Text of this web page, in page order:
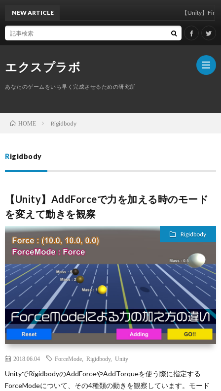
エクスプラボ
あなたのゲームをいち早く完成させるための研究所
ム
ロ
フ
ィ
ル
サ
ー
ス
内
で
3D
ン
翻
理
イ
問
NEW ARTICLE 【Unity】
HOME Rigidbody
Rigidbody
【Unity】AddForceで力を加える時のモード
を変えて動きを観察
Rigidbody
2018.06.04 ForceMode Rigidbody, Unity
UnityでRigidbodyのAddForceやAddTorqueを使う際に指定する
ForceModeについて、その4種類の動きを観察しています。モード